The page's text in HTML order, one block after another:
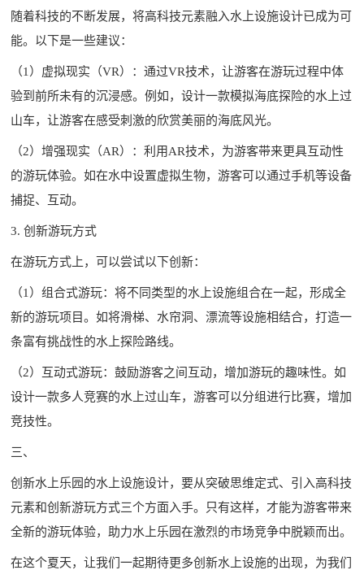
随着科技的不断发展，将高科技元素融入水上设施设计已成为可
能。以下是一些建议：
（1）虚拟现实（VR）：通过VR技术，让游客在游玩过程中体
验到前所未有的沉浸感。例如，设计一款模拟海底探险的水上过
山车，让游客在感受刺激的欣赏美丽的海底风光。
（2）增强现实（AR）：利用AR技术，为游客带来更具互动性
的游玩体验。如在水中设置虚拟生物，游客可以通过手机等设备
捕捉、互动。
3. 创新游玩方式
在游玩方式上，可以尝试以下创新：
（1）组合式游玩：将不同类型的水上设施组合在一起，形成全
新的游玩项目。如将滑梯、水帘洞、漂流等设施相结合，打造一
条富有挑战性的水上探险路线。
（2）互动式游玩：鼓励游客之间互动，增加游玩的趣味性。如
设计一款多人竞赛的水上过山车，游客可以分组进行比赛，增加
竞技性。
三、
创新水上乐园的水上设施设计，要从突破思维定式、引入高科技
元素和创新游玩方式三个方面入手。只有这样，才能为游客带来
全新的游玩体验，助力水上乐园在激烈的市场竞争中脱颖而出。
在这个夏天，让我们一起期待更多创新水上设施的出现，为我们